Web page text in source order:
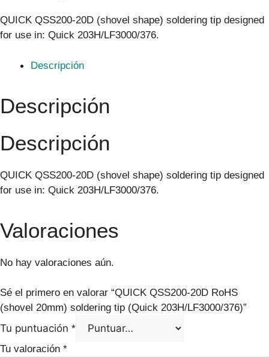
QUICK QSS200-20D (shovel shape) soldering tip designed
for use in: Quick 203H/LF3000/376.
Descripción
Descripción
Descripción
QUICK QSS200-20D (shovel shape) soldering tip designed
for use in: Quick 203H/LF3000/376.
Valoraciones
No hay valoraciones aún.
Sé el primero en valorar “QUICK QSS200-20D RoHS
(shovel 20mm) soldering tip (Quick 203H/LF3000/376)”
Tu puntuación *
Tu valoración *